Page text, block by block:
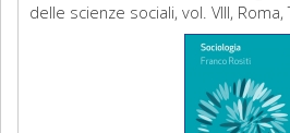
delle scienze sociali, vol. VIII, Roma,